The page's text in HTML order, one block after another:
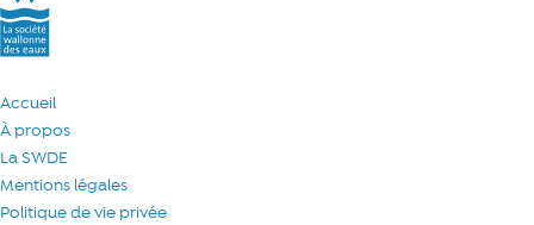
Accueil
À propos
La SWDE
Mentions légales
Politique de vie privée